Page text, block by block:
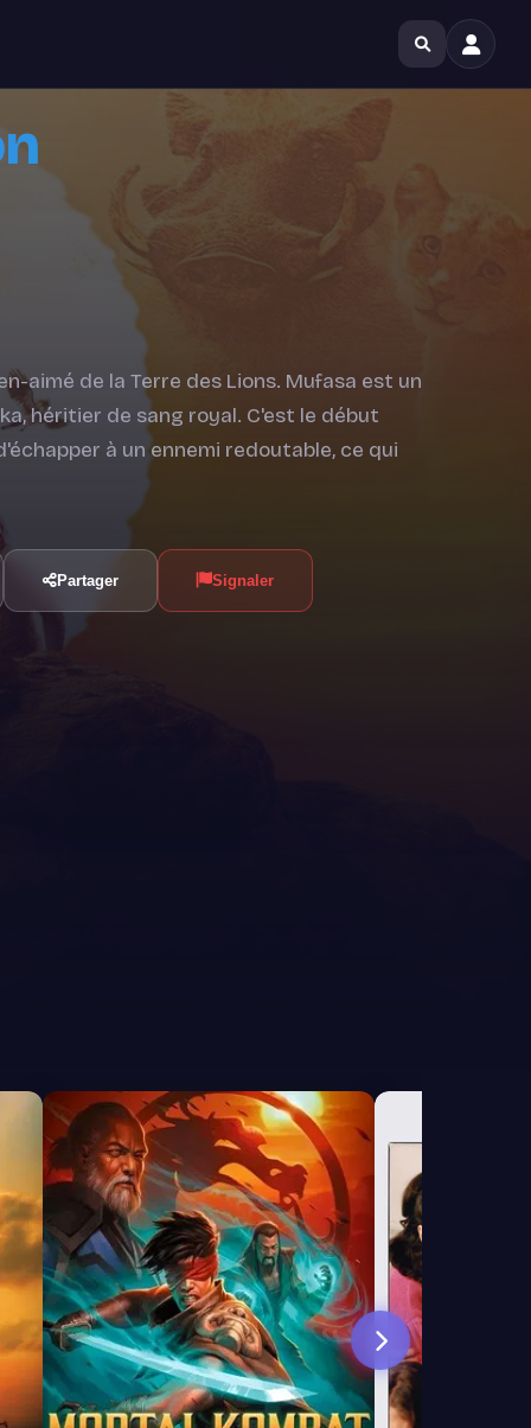
aimé de la Terre des Lions. Mufasa est un
héritier de sang royal. C'est le début
à un ennemi redoutable, ce qui
Partager Signaler